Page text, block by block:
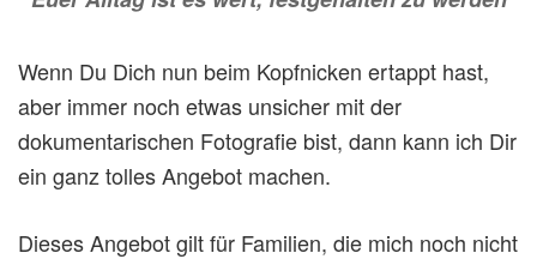
Wenn Du Dich nun beim Kopfnicken ertappt hast,
aber immer noch etwas unsicher mit der
dokumentarischen Fotografie bist, dann kann ich Dir
ein ganz tolles Angebot machen.
Dieses Angebot gilt für Familien, die mich noch nicht